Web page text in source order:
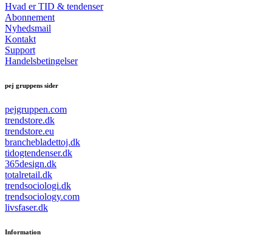
Hvad er TID & tendenser
Abonnement
Nyhedsmail
Kontakt
Support
Handelsbetingelser
pej gruppens sider
pejgruppen.com
trendstore.dk
trendstore.eu
branchebladettoj.dk
tidogtendenser.dk
365design.dk
totalretail.dk
trendsociologi.dk
trendsociology.com
livsfaser.dk
Information